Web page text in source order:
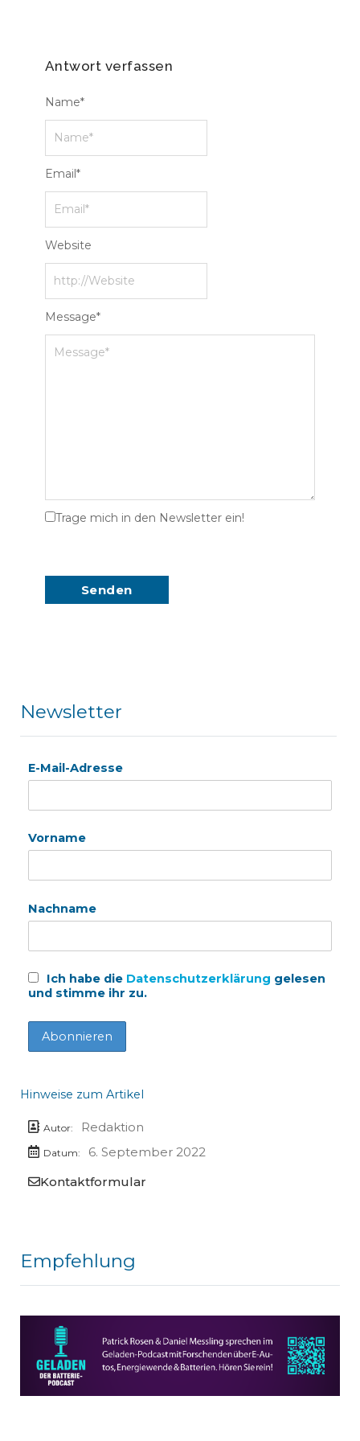
Antwort verfassen
Message*
Name*
Email*
Website
Trage mich in den Newsletter ein!
Newsletter
E-Mail-Adresse
Vorname
Nachname
Ich habe die Datenschutzerklärung gelesen
und stimme ihr zu.
Hinweise zum Artikel
Autor: Redaktion
Datum:
6. September 2022
Kontaktformular
Empfehlung